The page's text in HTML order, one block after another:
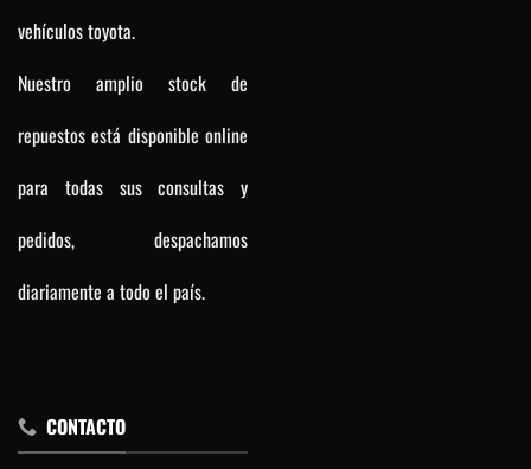
vehículos toyota.
Nuestro amplio stock de
repuestos está disponible online
para todas sus consultas y
pedidos, despachamos
diariamente a todo el país.
CONTACTO